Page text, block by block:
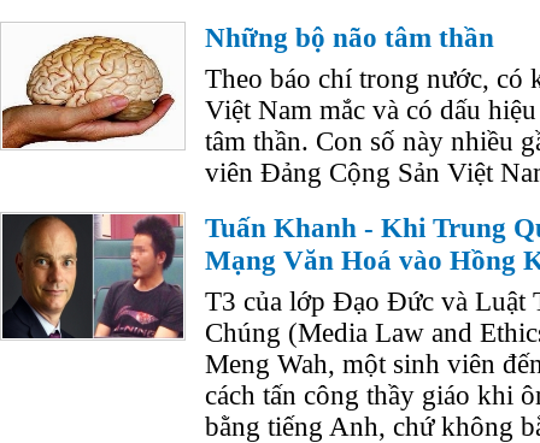
Những bộ não tâm thần
Theo báo chí trong nước, có
Việt Nam mắc và có dấu
tâm thần. Con số này nhiều
viên Ðảng Cộng Sản Việt
Tuấn Khanh - Khi Trung
Mạng Văn Hoá vào Hồng
T3 của lớp Đạo Đức và Luật
Chúng (Media Law and
Meng Wah, một sinh viên
cách tấn công thầy giáo khi
bằng tiếng Anh, chứ không